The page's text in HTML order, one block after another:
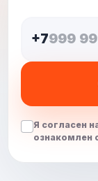
+7
Я согласен
ознакомлен